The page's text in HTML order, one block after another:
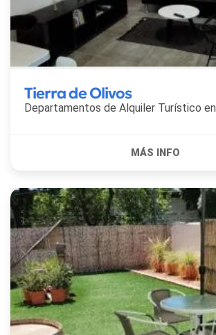
Tierra de Olivos
Departamentos de Alquiler Turístico en